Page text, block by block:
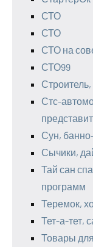
СТО
СТО
СТО на
СТО99
Стс-
Сун,
Сычики,
Тай сан
программ
Теремок,
Тет-а-тет,
Товары